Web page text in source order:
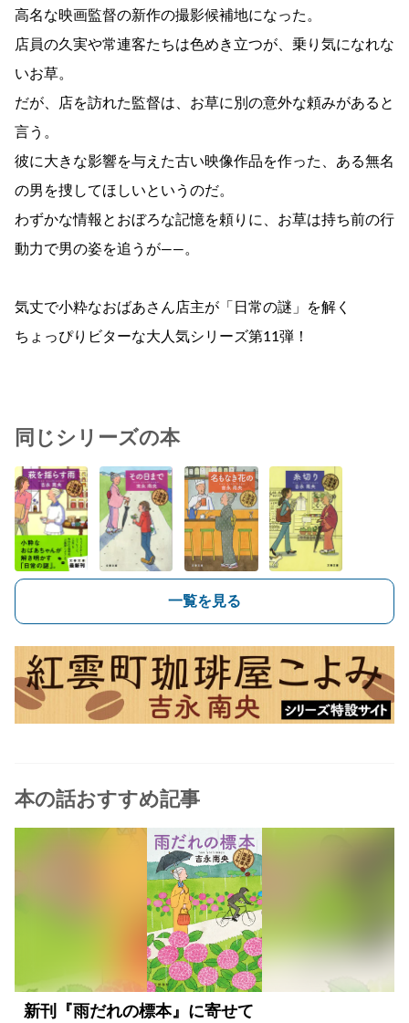
高名な映画監督の新作の撮影候補地になった。
店員の久実や常連客たちは色めき立つが、乗り気になれな
いお草。
だが、店を訪れた監督は、お草に別の意外な頼みがあると
言う。
彼に大きな影響を与えた古い映像作品を作った、ある無名
の男を捜してほしいというのだ。
わずかな情報とおぼろな記憶を頼りに、お草は持ち前の行
動力で男の姿を追うが――。
気丈で小粋なおばあさん店主が「日常の謎」を解く
ちょっぴりビターな大人気シリーズ第11弾！
同じシリーズの本
一覧を見る
本の話おすすめ記事
新刊『雨だれの標本』に寄せて